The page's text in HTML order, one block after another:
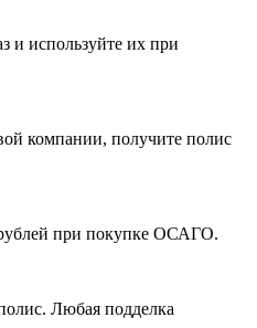
и используйте их при
компании, получите полис
при покупке ОСАГО.
Любая подделка